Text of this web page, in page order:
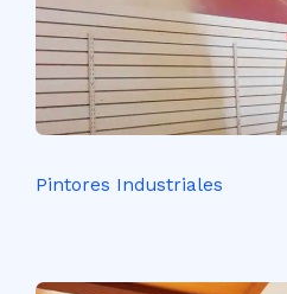
Pintores Industriales